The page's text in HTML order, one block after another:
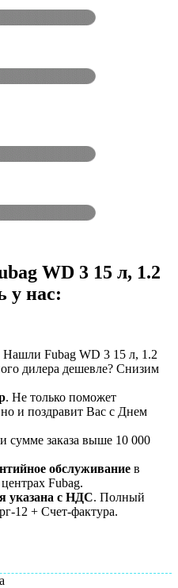
WD 3 15 л, 1.2
у нас:
Нашли Fubag WD 3 15 л, 1.2
дилера дешевле? Снизим
. Не только поможет
и поздравит Вас с Днем
сумме заказа выше 10 000
обслуживание в
Fubag.
указана с НДС. Полный
12 + Счет-фактура.​